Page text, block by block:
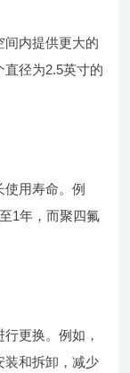
间内提供更大的
径为2.5英寸的
使用寿命。例
1年，而聚四氟
更换。例如，
装和拆卸，减少